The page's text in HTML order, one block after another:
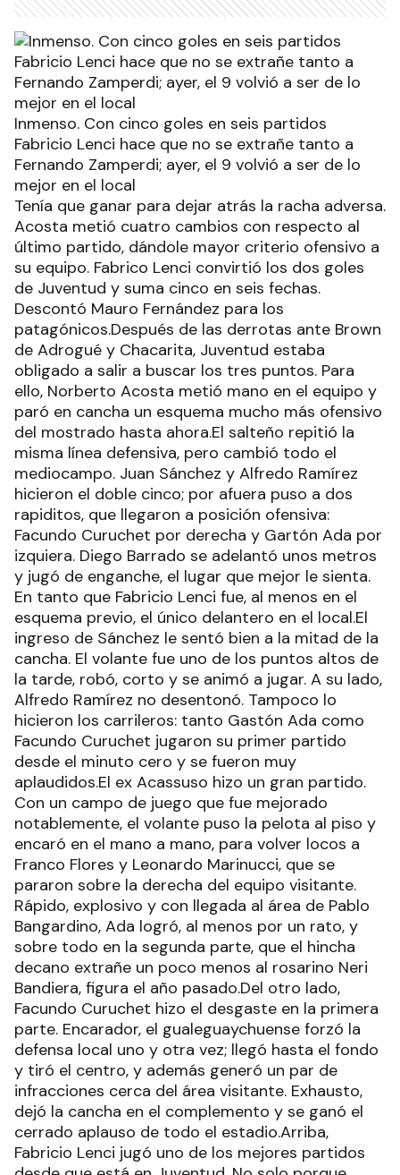
Inmenso. Con cinco goles en seis partidos
Fabricio Lenci hace que no se extrañe tanto a
Fernando Zamperdi; ayer, el 9 volvió a ser de lo
mejor en el local
Tenía que ganar para dejar atrás la racha adversa.
Acosta metió cuatro cambios con respecto al
último partido, dándole mayor criterio ofensivo a
su equipo. Fabrico Lenci convirtió los dos goles
de Juventud y suma cinco en seis fechas.
Descontó Mauro Fernández para los
patagónicos.Después de las derrotas ante Brown
de Adrogué y Chacarita, Juventud estaba
obligado a salir a buscar los tres puntos. Para
ello, Norberto Acosta metió mano en el equipo y
paró en cancha un esquema mucho más ofensivo
del mostrado hasta ahora.El salteño repitió la
misma línea defensiva, pero cambió todo el
mediocampo. Juan Sánchez y Alfredo Ramírez
hicieron el doble cinco; por afuera puso a dos
rapiditos, que llegaron a posición ofensiva:
Facundo Curuchet por derecha y Gartón Ada por
izquiera. Diego Barrado se adelantó unos metros
y jugó de enganche, el lugar que mejor le sienta.
En tanto que Fabricio Lenci fue, al menos en el
esquema previo, el único delantero en el local.El
ingreso de Sánchez le sentó bien a la mitad de la
cancha. El volante fue uno de los puntos altos de
la tarde, robó, corto y se animó a jugar. A su lado,
Alfredo Ramírez no desentonó. Tampoco lo
hicieron los carrileros: tanto Gastón Ada como
Facundo Curuchet jugaron su primer partido
desde el minuto cero y se fueron muy
aplaudidos.El ex Acassuso hizo un gran partido.
Con un campo de juego que fue mejorado
notablemente, el volante puso la pelota al piso y
encaró en el mano a mano, para volver locos a
Franco Flores y Leonardo Marinucci, que se
pararon sobre la derecha del equipo visitante.
Rápido, explosivo y con llegada al área de Pablo
Bangardino, Ada logró, al menos por un rato, y
sobre todo en la segunda parte, que el hincha
decano extrañe un poco menos al rosarino Neri
Bandiera, figura el año pasado.Del otro lado,
Facundo Curuchet hizo el desgaste en la primera
parte. Encarador, el gualeguaychuense forzó la
defensa local uno y otra vez; llegó hasta el fondo
y tiró el centro, y además generó un par de
infracciones cerca del área visitante. Exhausto,
dejó la cancha en el complemento y se ganó el
cerrado aplauso de todo el estadio.Arriba,
Fabricio Lenci jugó uno de los mejores partidos